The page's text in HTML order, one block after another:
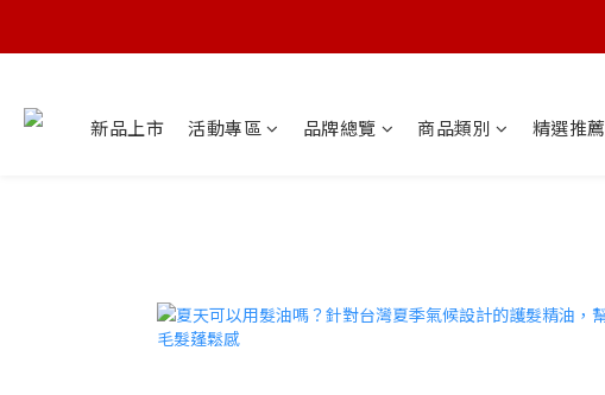
新品上市 活動專區 品牌總覽 商品類別 精選推薦